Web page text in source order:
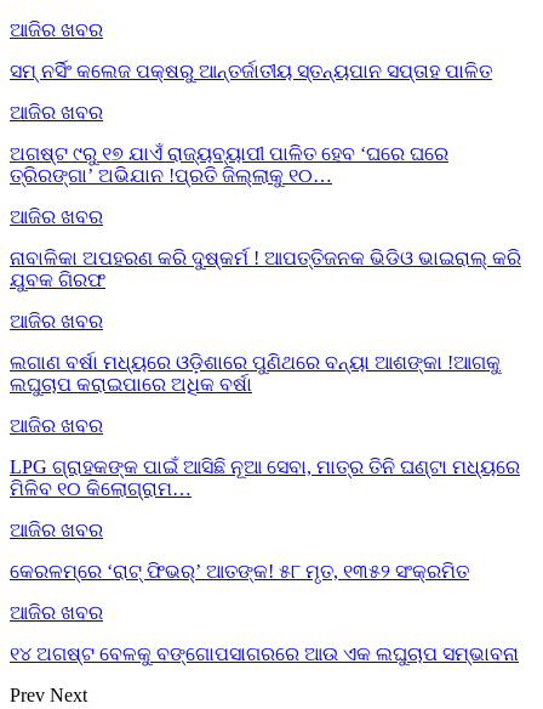
ଆଜିର ଖବର
ସମ୍ ନର୍ସିଂ କଲେଜ ପକ୍ଷରୁ ଆନ୍ତର୍ଜାତୀୟ ସ୍ତନ୍ୟପାନ ସପ୍ତାହ ପାଳିତ
ଆଜିର ଖବର
ଅଗଷ୍ଟ ୯ରୁ ୧୭ ଯାଏଁ ରାଜ୍ୟବ୍ୟାପୀ ପାଳିତ ହେବ ‘ଘରେ ଘରେ
ତ୍ରିରଙ୍ଗା’ ଅଭିଯାନ !ପ୍ରତି ଜିଲ୍ଲାକୁ ୧୦…
ଆଜିର ଖବର
ନାବାଳିକା ଅପହରଣ କରି ଦୁଷ୍କର୍ମ ! ଆପତ୍ତିଜନକ ଭିଡିଓ ଭାଇରାଲ୍ କରି
ଯୁବକ ଗିରଫ
ଆଜିର ଖବର
ଲଗାଣ ବର୍ଷା ମଧ୍ୟରେ ଓଡ଼ିଶାରେ ପୁଣିଥରେ ବନ୍ୟା ଆଶଙ୍କା !ଆଗକୁ
ଲଘୁଚାପ କରାଇପାରେ ଅଧିକ ବର୍ଷା
ଆଜିର ଖବର
LPG ଗ୍ରାହକଙ୍କ ପାଇଁ ଆସିଛି ନୂଆ ସେବା, ମାତ୍ର ତିନି ଘଣ୍ଟା ମଧ୍ୟରେ
ମିଳିବ ୧୦ କିଲୋଗ୍ରାମ…
ଆଜିର ଖବର
କେରଳମ୍‌ରେ ‘ରାଟ୍ ଫିଭର୍’ ଆତଙ୍କ! ୫୮ ମୃତ, ୧୩୫୨ ସଂକ୍ରମିତ
ଆଜିର ଖବର
୧୪ ଅଗଷ୍ଟ ବେଳକୁ ବଙ୍ଗୋପସାଗରରେ ଆଉ ଏକ ଲଘୁଚାପ ସମ୍ଭାବନା
Prev Next